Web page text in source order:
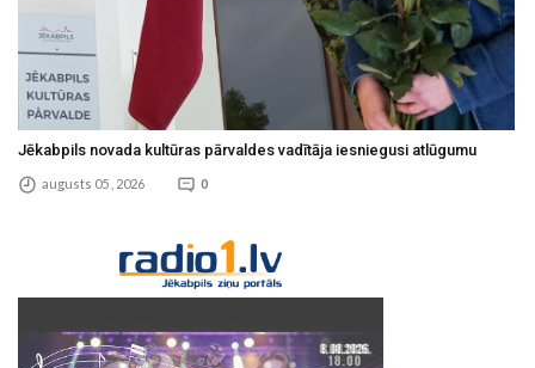
Jēkabpils novada kultūras pārvaldes vadītāja iesniegusi atlūgumu
augusts 05 , 2026 0